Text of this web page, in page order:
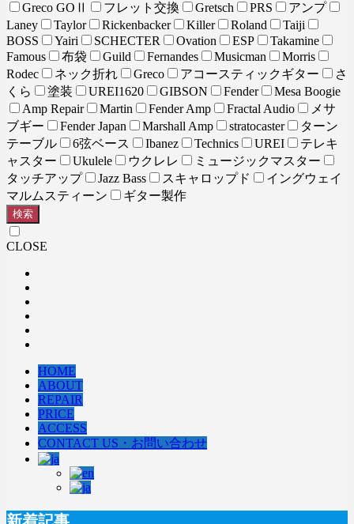
Greco GOⅡ フレット交換 Gretsch PRS
アンプ
Laney
Taylor Rickenbacker Killer Roland
Taiji
BOSS
Yairi SCHECTER Ovation ESP
Takamine
Famous
布袋 Guild Fernandes Musicman
Morris
Rodec
ネック折れ Greco アコースティックギター
さ
くら
塗装 UREI1620 GIBSON Fender
Mesa Boogie
Amp Repair
Martin Fender Amp Fractal Audio
メサ
ブギー
Fender Japan Marshall Amp stratocaster
ターン
テーブル
6弦ベース Ibanez Technics UREI
テレキ
ャスター
Ukulele ウクレレ
ミュージックマスター
タッチアップ
Jazz Bass スキャロップド
イングウェイ
マルムスティーン
ギター製作
検索
CLOSE
HOME
ABOUT
REPAIR
PRICE
ACCESS
CONTACT US・お問い合わせ